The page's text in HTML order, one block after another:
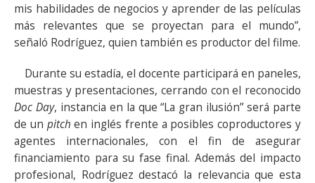
mis habilidades de negocios y aprender de las películas
más relevantes que se proyectan para el mundo”,
señaló Rodríguez, quien también es productor del filme.
Durante su estadía, el docente participará en paneles,
muestras y presentaciones, cerrando con el reconocido
Doc Day, instancia en la que “La gran ilusión” será parte
de un pitch en inglés frente a posibles coproductores y
agentes internacionales, con el fin de asegurar
financiamiento para su fase final. Además del impacto
profesional, Rodríguez destacó la relevancia que esta